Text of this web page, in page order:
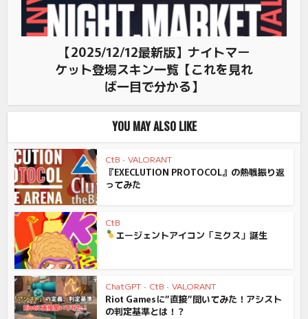
【2025/12/12最新版】ナイトマー
ケット登場スキン一覧【これを見れ
ば一目で分かる】
YOU MAY ALSO LIKE
CtB • VALORANT
『EXECLUTION PROTOCOL』の熱戦振り返
ってみた
CtB
エージェントアイコン「ミクス」誕生
ChatGPT • CtB • VALORANT
Riot Gamesに”直接”聞いてみた！アシスト
の判定基準とは！？